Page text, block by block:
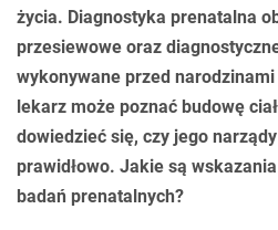
życia. Diagnostyka prenatalna
przesiewowe oraz
wykonywane przed
lekarz może poznać budowę
dowiedzieć się, czy jego
prawidłowo. Jakie są
badań prenatalnych?